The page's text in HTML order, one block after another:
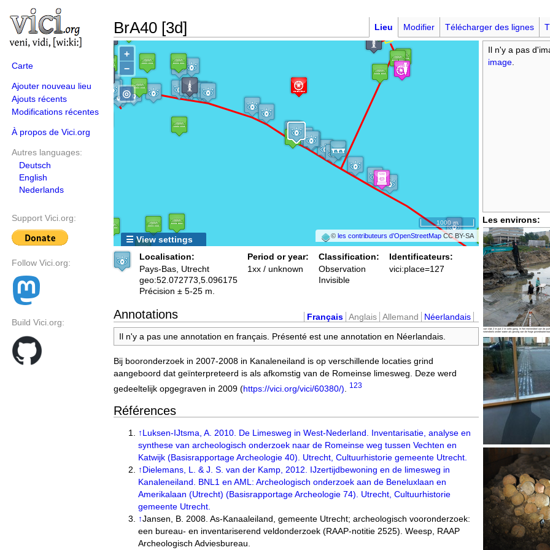
Carte
Ajouter nouveau lieu
Ajouts récents
Modifications récentes
À propos de Vici.org
Autres languages:
Deutsch
English
Nederlands
Support Vici.org:
Follow Vici.org:
Build Vici.org:
BrA40 [3d] Lieu Modifier Télécharger des lignes
+
−
©les contributeurs d’OpenStreetMap CC BY-SA
◎
1000 m
☰ View settings
Il n'y a pas
image
Les environs:
Localisation:
Pays-Bas, Utrecht
geo:52.072773,5.096175
Précision ± 5-25 m.
Period or year:
1xx / unknown
Classification:
Observation
Invisible
Identificateurs:
vici:place=127
Annotations Français Anglais Allemand
Néerlandais
Il n'y a pas une annotation en français. Présenté est une annotation en Néerlandais.
Bij booronderzoek in 2007-2008 in Kanaleneiland is op verschillende locaties grind
aangeboord dat geïnterpreteerd is als afkomstig van de Romeinse limesweg. Deze werd
gedeeltelijk opgegraven in 2009 (https://vici.org/vici/60380/) 1 23
Références
↑Luksen-IJtsma, A. 2010. De Limesweg in West-Nederland. Inventarisatie, analyse en
synthese van archeologisch onderzoek naar de Romeinse weg tussen Vechten en
Katwijk (Basisrapportage Archeologie 40). Utrecht, Cultuurhistorie gemeente Utrecht.
↑Dielemans, L. & J. S. van der Kamp, 2012. IJzertijdbewoning en de limesweg in
Kanaleneiland. BNL1 en AML: Archeologisch onderzoek aan de Beneluxlaan en
Amerikalaan (Utrecht) (Basisrapportage Archeologie 74). Utrecht, Cultuurhistorie
gemeente Utrecht.
↑Jansen, B. 2008. As-Kanaaleiland, gemeente Utrecht; archeologisch vooronderzoek:
een bureau- en inventariserend veldonderzoek (RAAP-notitie 2525). Weesp, RAAP
Archeologisch Adviesbureau.